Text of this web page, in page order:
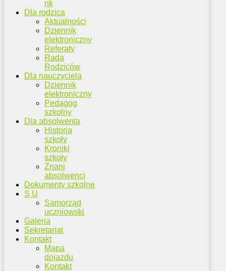
nk
Dla rodzica
Aktualności
Dziennik
elektroniczny
Referaty
Rada
Rodziców
Dla nauczyciela
Dziennik
elektroniczny
Pedagog
szkolny
Dla absolwenta
Historia
szkoły
Kroniki
szkoły
Znani
absolwenci
Dokumenty szkolne
S U
Samorząd
uczniowski
Galeria
Sekretariat
Kontakt
Mapa
dojazdu
Kontakt